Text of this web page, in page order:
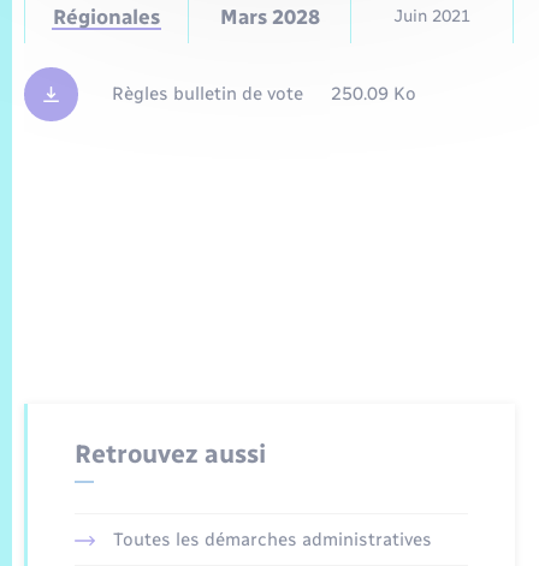
Régionales Mars 2028 Juin 2021
Règles bulletin de vote 250.09 Ko
Retrouvez aussi
Toutes les démarches administratives